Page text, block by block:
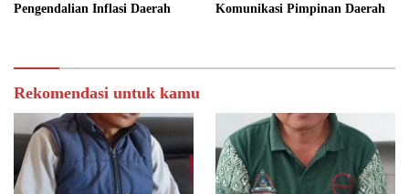
Pengendalian Inflasi Daerah
Komunikasi Pimpinan Daerah
Rekomendasi untuk kamu